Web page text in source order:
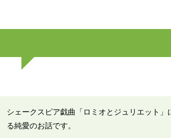
シェークスピア戯曲「ロミオとジュリエット
る純愛のお話です。